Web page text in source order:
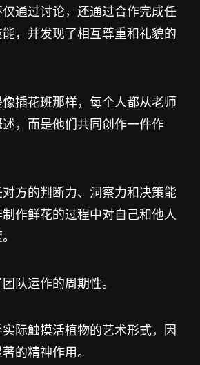
通过讨论，还通过合作完成任
，并发现了相互尊重和礼貌的
插花班那样，每个人都从老师
，而是他们共同创作一件作
方的判断力、洞察力和决策能
作鲜花的过程中对自己和他人
队运作的周期性。
际触摸活植物的艺术形式，因
的精神作用。